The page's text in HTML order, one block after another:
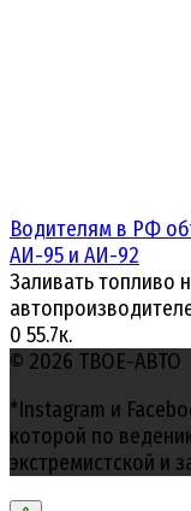
Водителям в РФ
АИ-95 и АИ-92
Заливать топливо
0 55.7к.
© 2026 ТВОЕ-АВТО
*Instagram и
которой по
экстремистской и